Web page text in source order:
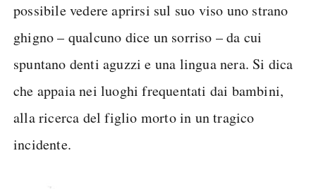
possibile vedere aprirsi sul suo viso uno strano
ghigno – qualcuno dice un sorriso – da cui
spuntano denti aguzzi e una lingua nera. Si dica
che appaia nei luoghi frequentati dai bambini,
alla ricerca del figlio morto in un tragico
incidente.